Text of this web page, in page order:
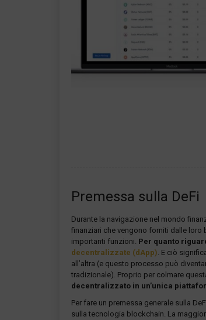
Premessa sulla DeFi
Durante la navigazione nel mondo
finanziari che vengono forniti dalle loro
importanti funzioni. Per quanto
decentralizzate (dApp). E ciò
all’altra (e questo processo può
tradizionale). Proprio per colmare
decentralizzato in un’unica
Per fare un premessa generale sulla
sulla tecnologia blockchain. La